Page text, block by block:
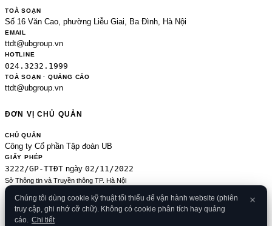
TOÀ SOẠN
Số 16 Văn Cao, phường Liễu Giai, Ba Đình, Hà Nội
EMAIL
ttdt@ubgroup.vn
HOTLINE
024.3232.1999
TOÀ SOẠN · QUẢNG CÁO
ttdt@ubgroup.vn
ĐƠN VỊ CHỦ QUẢN
CHỦ QUẢN
Công ty Cổ phần Tập đoàn UB
GIẤY PHÉP
3222/GP-TTĐT ngày 02/11/2022
Sở Thông tin và Truyền thông TP. Hà Nội
Sửa đổi của 2489/GP-TTĐT ngày 24/8/2020
ĐKKD
0106080414· cấp09/01/2013
Chúng tôi dùng cookie kỹ thuật tối thiểu để vận hành website (phiên
truy cập, ghi nhớ cỡ chữ). Không có cookie phân tích hay quảng
cáo. Chi tiết